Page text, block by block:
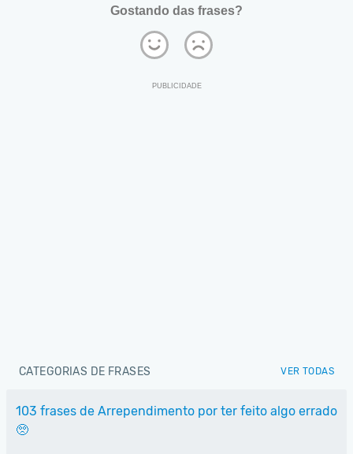
Gostando das frases?
CATEGORIAS DE FRASES VER TODAS
103 frases de Arrependimento por ter feito algo errado
🥺